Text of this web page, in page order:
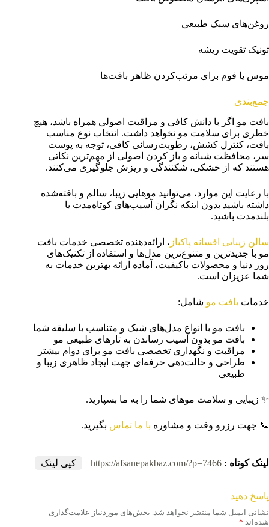
روغن‌های سبک طبیعی
تونیک تقویت ریشه
موس یا فوم برای مرتب‌کردن ظاهر بافت‌ها
جمع‌بندی
بافت مو اگر با دانش کافی و مراقبت اصولی همراه باشد، هیچ
خطری برای سلامت مو نخواهد داشت. انتخاب نوع مناسب
بافت، کنترل کشش، رطوبت‌رسانی کافی، توجه به پوست
سر، محافظت شبانه و باز کردن اصولی از مهم‌ترین نکاتی
هستند که از خشکی، شکنندگی و ریزش جلوگیری می‌کنند.
با رعایت این موارد، می‌توانید موهایی زیبا، سالم و بافته‌شده
داشته باشید بدون اینکه نگران آسیب‌های کوتاه‌مدت یا
بلندمدت باشید.
سالن زیبایی افسانه پاکباز ، ارائه‌دهنده تخصصی خدمات بافت
مو با جدیدترین و متنوع‌ترین مدل‌ها و استفاده از تکنیک‌های
روز دنیا و محصولات باکیفیت، آماده ارائه بهترین خدمات به
شما عزیزان است.
خدمات بافت مو شامل:
بافت مو با انواع مدل‌های شیک و متناسب با سلیقه شما
بافت مو بدون آسیب رساندن به تارهای طبیعی مو
مراقبت و نگهداری تخصصی بافت مو برای دوام بیشتر
طراحی و حالت‌دهی حرفه‌ای جهت ایجاد ظاهری زیبا و
طبیعی
✨ زیبایی و سلامت موهای شما را به ما بسپارید.
📞 جهت رزرو وقت و مشاوره با ما تماس بگیرید.
لینک کوتاه : https://afsanepakbaz.com/?p=7466 کپی لینک
پاسخ دهید
نشانی ایمیل شما منتشر نخواهد شد. بخش‌های موردنیاز علامت‌گذاری
شده‌اند *